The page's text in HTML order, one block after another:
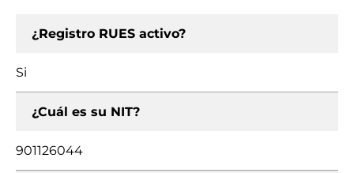
¿Registro RUES activo?
Si
¿Cuál es su NIT?
901126044